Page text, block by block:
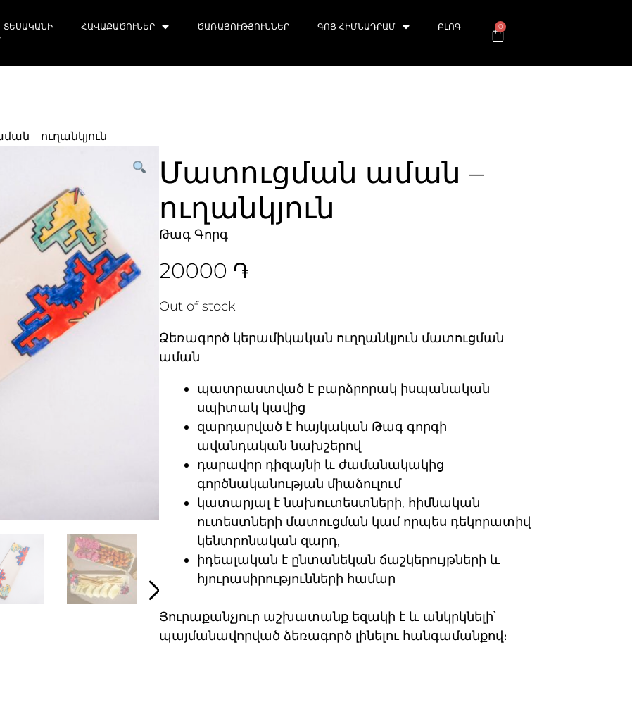
ՏԵՍԱԿԱՆԻ ՀԱՎԱՔԱԾՈՒՆԵՐ ԾԱՌԱՅՈՒԹՅՈՒՆՆԵՐ ԳՈՅ ՀԻՄՆԱԴՐԱՄ
ԲԼՈԳ
0
– ուղանկյուն
Մատուցման աման –
ուղանկյուն
Թագ Գորգ
20000 ֏
Out of stock
Ձեռագործ կերամիկական ուղղանկյուն մատուցման
աման
պատրաստված է բարձրորակ իսպանական
սպիտակ կավից
զարդարված է հայկական Թագ գորգի
ավանդական նախշերով
դարավոր դիզայնի և ժամանակակից
գործնականության միաձուլում
կատարյալ է նախուտեստների, հիմնական
ուտեստների մատուցման կամ որպես դեկորատիվ
կենտրոնական զարդ,
իդեալական է ընտանեկան ճաշկերույթների և
հյուրասիրությունների համար
Յուրաքանչյուր աշխատանք եզակի է և անկրկնելի՝
պայմանավորված ձեռագործ լինելու հանգամանքով։